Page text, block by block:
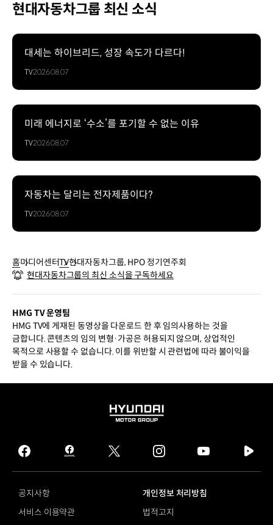
현대자동차그룹 최신 소식
대세는 하이브리드, 성장 속도가 다르다!
TV2026.08.07
미래 에너지로 ‘수소’를 포기할 수 없는 이유
TV2026.08.07
자동차는 달리는 전자제품이다?
TV2026.08.07
홈미디어센터TV현대자동차그룹, HPO 정기연주회
현대자동차그룹의 최신 소식을 구독하세요
HMG TV 운영팀
HMG TV에 게재된 동영상을 다운로드 한 후 임의사용하는 것을
금합니다. 콘텐츠의 임의 변형·가공은 허용되지 않으며, 상업적인
목적으로 사용할 수 없습니다. 이를 위반할 시 관련법에 따라 불이익을
받을 수 있습니다.
HYUNDAI
GROUP
facebook
hmg
journal
twitter instagram
tv
공지사항
개인정보 처리방침
서비스 이용약관
법적고지